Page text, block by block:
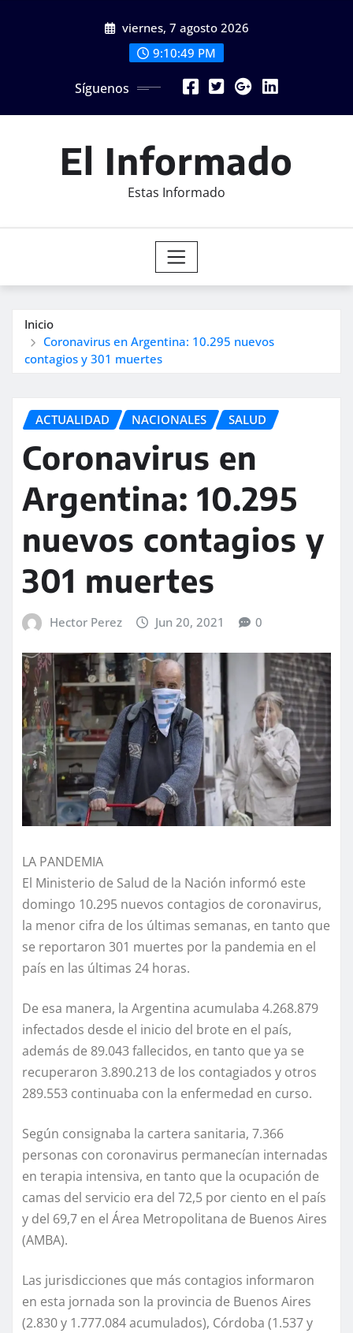
viernes, 7 agosto 2026
9:10:50 PM
Síguenos
El Informado
Estas Informado
Inicio
Coronavirus en Argentina: 10.295 nuevos
contagios y 301 muertes
ACTUALIDAD NACIONALES SALUD
Coronavirus en
Argentina: 10.295
nuevos contagios y
301 muertes
Hector Perez Jun 20, 2021 0
LA PANDEMIA
El Ministerio de Salud de la Nación informó este
domingo 10.295 nuevos contagios de coronavirus,
la menor cifra de los últimas semanas, en tanto que
se reportaron 301 muertes por la pandemia en el
país en las últimas 24 horas.
De esa manera, la Argentina acumulaba 4.268.879
infectados desde el inicio del brote en el país,
además de 89.043 fallecidos, en tanto que ya se
recuperaron 3.890.213 de los contagiados y otros
289.553 continuaba con la enfermedad en curso.
Según consignaba la cartera sanitaria, 7.366
personas con coronavirus permanecían internadas
en terapia intensiva, en tanto que la ocupación de
camas del servicio era del 72,5 por ciento en el país
y del 69,7 en el Área Metropolitana de Buenos Aires
(AMBA).
Las jurisdicciones que más contagios informaron
en esta jornada son la provincia de Buenos Aires
(2.830 y 1.777.084 acumulados), Córdoba (1.537 y